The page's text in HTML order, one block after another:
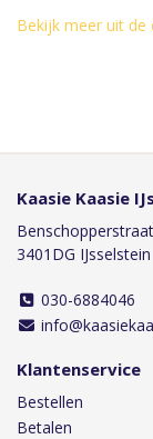
Bekijk meer uit de
Kaasie Kaasie
3401DG IJsselstein
030-6884046
Klantenservice
Bestellen
Betalen